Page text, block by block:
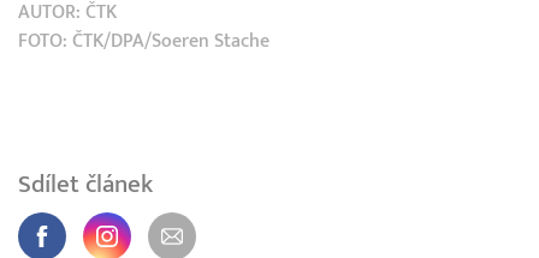
AUTOR: ČTK
FOTO: ČTK/DPA/Soeren Stache
Sdílet článek